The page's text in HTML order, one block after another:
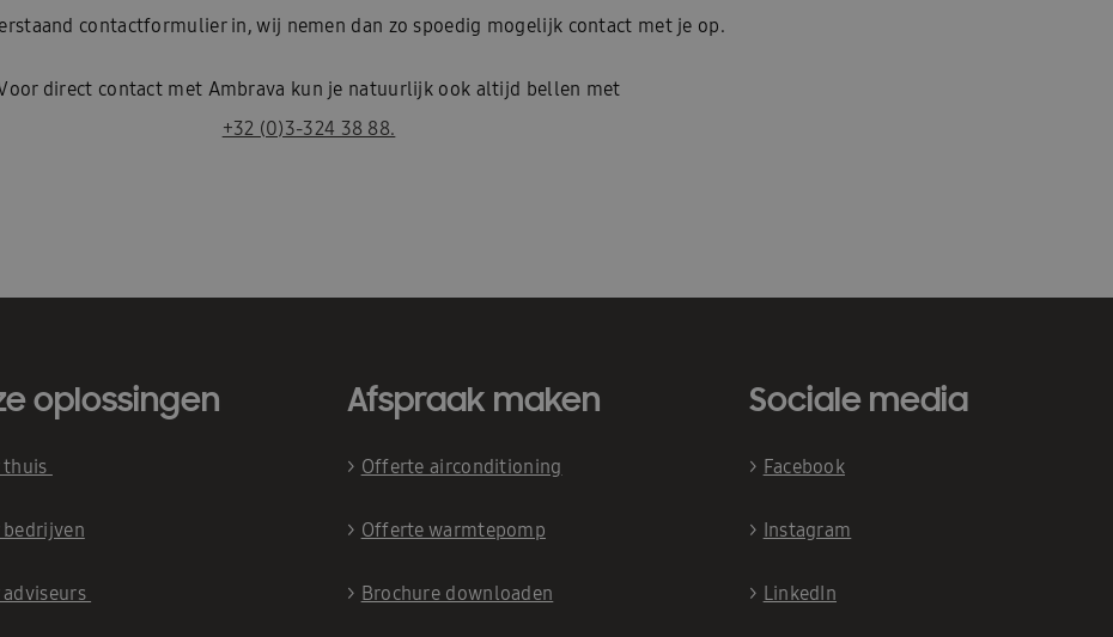
contactformulier in, wij nemen dan zo spoedig mogelijk contact met je op.
direct contact met Ambrava kun je natuurlijk ook altijd bellen met
+32 (0)3-324 38 88.
oplossingen
thuis
Afspraak maken
> Offerte airconditioning
> Offerte warmtepomp
> Brochure downloaden
Sociale media
> Facebook
> Instagram
> LinkedIn